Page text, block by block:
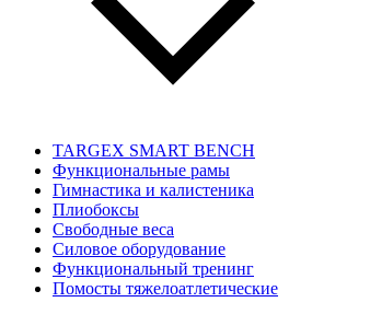
TARGEX SMART BENCH
Функциональные рамы
Гимнастика и калистеника
Плиобоксы
Свободные веса
Силовое оборудование
Функциональный тренинг
Помосты тяжелоатлетические